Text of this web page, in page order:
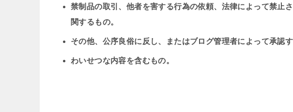
禁制品の取引、他者を害する行為の依頼、法律によって禁止
関するもの。
その他、公序良俗に反し、またはブログ管理者によって承認
わいせつな内容を含むもの。